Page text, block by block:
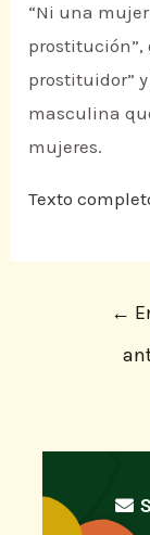
“Ni una
prostituidor”
masculina
mujeres.
Texto
←